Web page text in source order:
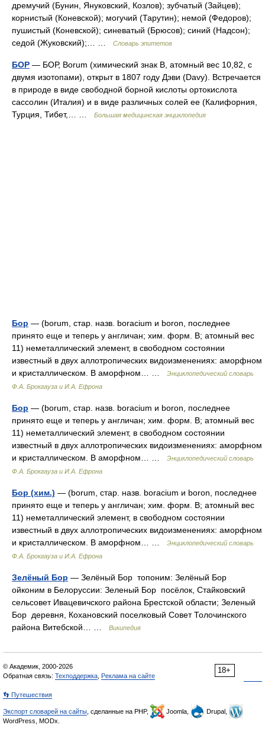
дремучий (Бунин, Януковский, Козлов); зубчатый (Зайцев);
корнистый (Коневской); могучий (Тарутин); немой (Федоров);
пушистый (Коневской); синеватый (Брюсов); синий (Надсон);
седой (Жуковский);… …
Словарь эпитетов
БОР — БОР, Borum (химический знак В, атомный вес 10,82, с
двумя изотопами), открыт в 1807 году Дэви (Davy). Встречается
в природе в виде свободной борной кислоты ортокислота
сассолин (Италия) и в виде различных солей ее (Калифорния,
Турция, Тибет,… …
Большая медицинская энциклопедия
Бор — (borum, стар. назв. boracium и boron, последнее
принято еще и теперь у англичан; хим. форм. В; атомный вес
11) неметаллический элемент, в свободном состоянии
известный в двух аллотропических видоизменениях: аморфном
и кристаллическом. В аморфном… …
Энциклопедический словарь
Ф.А. Брокгауза и И.А. Ефрона
Бор — (borum, стар. назв. boracium и boron, последнее
принято еще и теперь у англичан; хим. форм. В; атомный вес
11) неметаллический элемент, в свободном состоянии
известный в двух аллотропических видоизменениях: аморфном
и кристаллическом. В аморфном… …
Энциклопедический словарь
Ф.А. Брокгауза и И.А. Ефрона
Бор (хим.) — (borum, стар. назв. boracium и boron, последнее
принято еще и теперь у англичан; хим. форм. В; атомный вес
11) неметаллический элемент, в свободном состоянии
известный в двух аллотропических видоизменениях: аморфном
и кристаллическом. В аморфном… …
Энциклопедический словарь
Ф.А. Брокгауза и И.А. Ефрона
Зелёный Бор — Зелёный Бор топоним: Зелёный Бор
ойконим в Белоруссии: Зеленый Бор посёлок, Стайковский
сельсовет Ивацевичского района Брестской области; Зеленый
Бор деревня, Кохановский поселковый Совет Толочинского
района Витебской… …
Википедия
18+
© Академик, 2000-2026
Обратная связь: Техподдержка Реклама на сайте
👣 Путешествия
Экспорт словарей на сайты , сделанные на PHP, Joomla,
Drupal,
WordPress, MODx.